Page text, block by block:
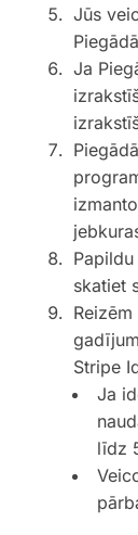
Jūs
Ja
skatiet
Stripe
Ja
līdz